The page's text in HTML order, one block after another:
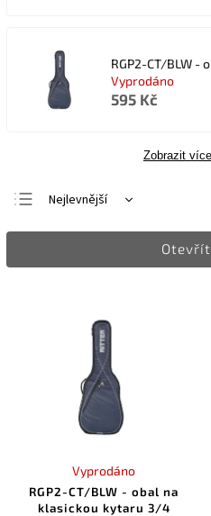
RGP2-CT/BLW -
Vyprodáno
595 Kč
Zobrazit
Nejlevnější
Nejdražší
RGP2-CT/BLW - obal na
klasickou kytaru 3/4
Vyprodáno